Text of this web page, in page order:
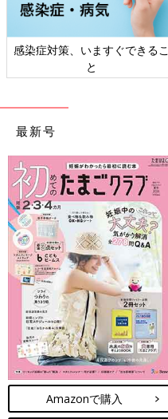
感染症対策、いますぐできるこ
と
最新号
Amazonで購入